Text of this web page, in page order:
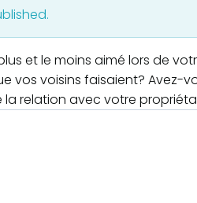
et le moins aimé lors de
vos voisins faisaient? Avez-
relation avec votre